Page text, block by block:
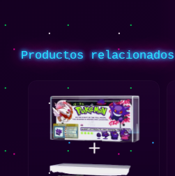
Productos relacionados